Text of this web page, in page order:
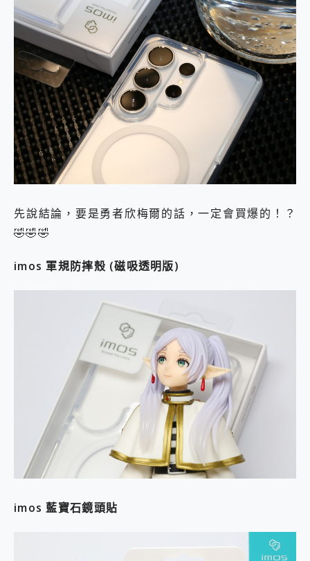
先說結論，要是勇者欣梅爾的話，一定會買爆的！？
🤣🤣🤣
imos 軍規防摔殼 (磁吸透明版)
imos 藍寶石鏡頭貼